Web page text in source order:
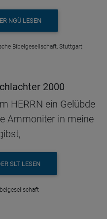
NGÜ LESEN
Bibelgesellschaft, Stuttgart
2000
HERRN ein Gelübde
Ammoniter in meine
SLT LESEN